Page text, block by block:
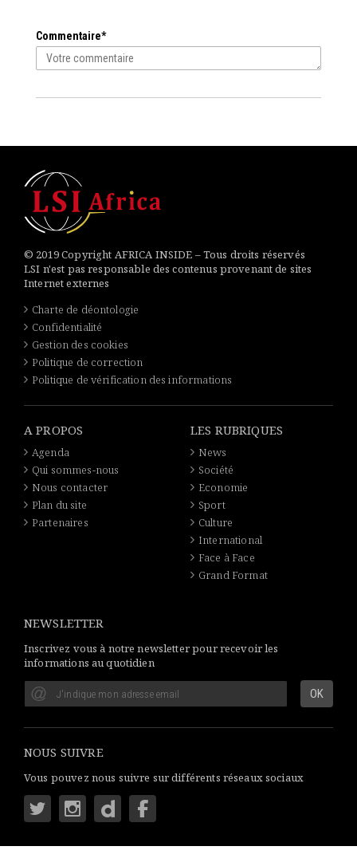
Commentaire*
© 2019 Copyright AFRICA INSIDE – Tous droits réservés
LSI n'est pas responsable des contenus provenant de sites
Internet externes
Charte de déontologie
Confidentialité
Gestion des cookies
Politique de correction
Politique de vérification des informations
A PROPOS
Agenda
Qui sommes-nous
Nous contacter
Plan du site
Partenaires
LES RUBRIQUES
News
Société
Economie
Sport
Culture
International
Face à Face
Grand Format
NEWSLETTER
Inscrivez vous à notre newsletter pour recevoir les
informations au quotidien
NOUS SUIVRE
Vous pouvez nous suivre sur différents réseaux sociaux